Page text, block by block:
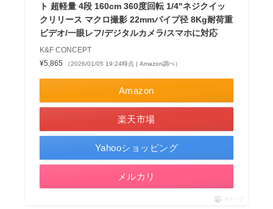
ト 超軽量 4段 160cm 360度回転 1/4"ネジクイッ
クリリース マクロ撮影 22mmパイプ径 8Kg耐荷重
ビデオ/一眼レフ/デジタルカメラ/スマホに対応
K&F CONCEPT
¥5,865
（2026/01/05 19:24時点 | Amazon調べ）
Amazon
楽天市場
Yahooショッピング
メルカリ
ポチップ